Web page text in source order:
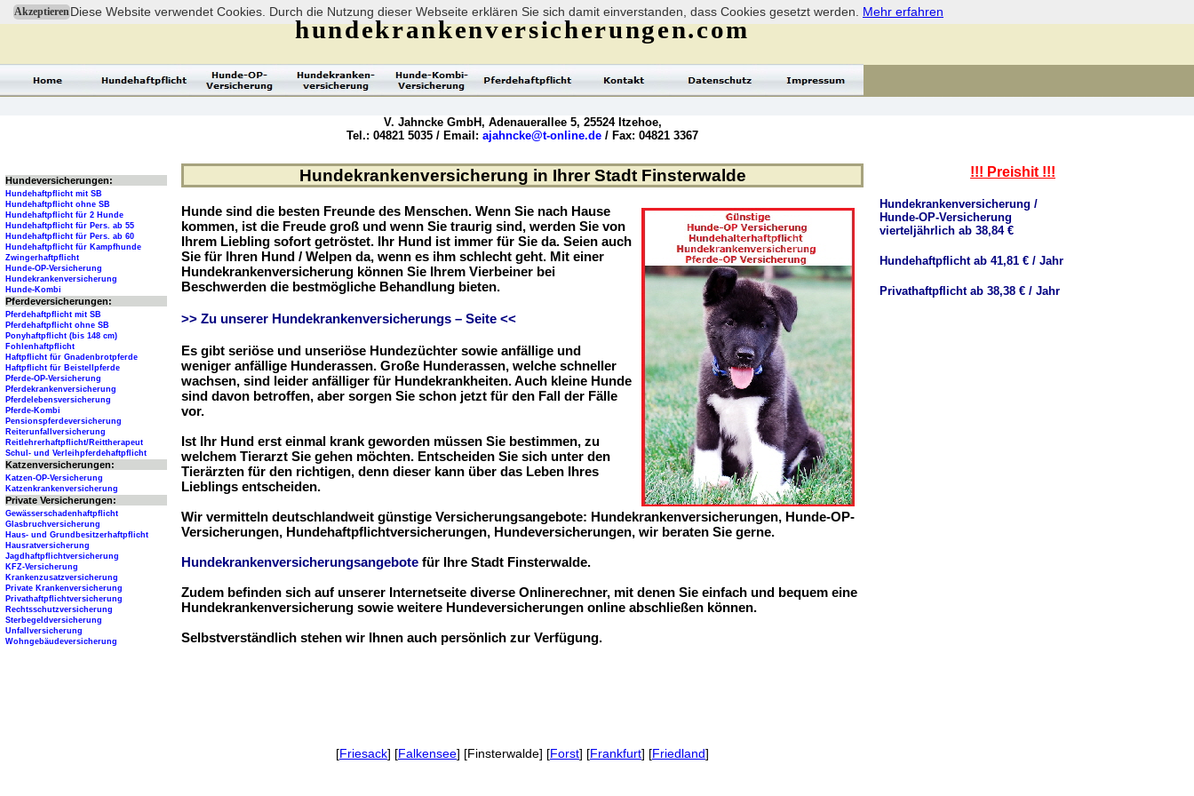
AkzeptierenDiese Website verwendet Cookies. Durch die Nutzung dieser Webseite erklären Sie sich damit einverstanden, dass Cookies gesetzt werden. Mehr erfahren
Hundekrankenversicherung in Ihrer Stadt Finsterwalde
Hunde sind die besten Freunde des Menschen. Wenn Sie nach Hause
kommen, ist die Freude groß und wenn Sie traurig sind, werden Sie von
Ihrem Liebling sofort getröstet. Ihr Hund ist immer für Sie da. Seien auch
Sie für Ihren Hund / Welpen da, wenn es ihm schlecht geht. Mit einer
Hundekrankenversicherung können Sie Ihrem Vierbeiner bei
Beschwerden die bestmögliche Behandlung bieten.
>> Zu unserer Hundekrankenversicherungs – Seite <<
Es gibt seriöse und unseriöse Hundezüchter sowie anfällige und
weniger anfällige Hunderassen. Große Hunderassen, welche schneller
wachsen, sind leider anfälliger für Hundekrankheiten. Auch kleine Hunde
sind davon betroffen, aber sorgen Sie schon jetzt für den Fall der Fälle
vor.
Ist Ihr Hund erst einmal krank geworden müssen Sie bestimmen, zu
welchem Tierarzt Sie gehen möchten. Entscheiden Sie sich unter den
Tierärzten für den richtigen, denn dieser kann über das Leben Ihres
Lieblings entscheiden.
Wir vermitteln deutschlandweit günstige Versicherungsangebote: Hundekrankenversicherungen, Hunde-OP-
Versicherungen, Hundehaftpflichtversicherungen, Hundeversicherungen, wir beraten Sie gerne.
Hundekrankenversicherungsangebote für Ihre Stadt Finsterwalde.
Zudem befinden sich auf unserer Internetseite diverse Onlinerechner, mit denen Sie einfach und bequem eine
Hundekrankenversicherung sowie weitere Hundeversicherungen online abschließen können.
Selbstverständlich stehen wir Ihnen auch persönlich zur Verfügung.
Hundeversicherungen:
Hundehaftpflicht mit SB
Hundehaftpflicht ohne SB
Hundehaftpflicht für 2 Hunde
Hundehaftpflicht für Pers. ab 55
Hundehaftpflicht für Pers. ab 60
Hundehaftpflicht für Kampfhunde
Zwingerhaftpflicht
Hunde-OP-Versicherung
Hundekrankenversicherung
Hunde-Kombi
Pferdeversicherungen:
Pferdehaftpflicht mit SB
Pferdehaftpflicht ohne SB
Ponyhaftpflicht (bis 148 cm)
Fohlenhaftpflicht
Haftpflicht für Gnadenbrotpferde
Haftpflicht für Beistellpferde
Pferde-OP-Versicherung
Pferdekrankenversicherung
Pferdelebensversicherung
Pferde-Kombi
Pensionspferdeversicherung
Reiterunfallversicherung
Reitlehrerhaftpflicht/Reittherapeut
Schul- und Verleihpferdehaftpflicht
Katzenversicherungen:
Katzen-OP-Versicherung
Katzenkrankenversicherung
Private Versicherungen:
Gewässerschadenhaftpflicht
Glasbruchversicherung
Haus- und Grundbesitzerhaftpflicht
Hausratversicherung
Jagdhaftpflichtversicherung
KFZ-Versicherung
Krankenzusatzversicherung
Private Krankenversicherung
Privathaftpflichtversicherung
Rechtsschutzversicherung
Sterbegeldversicherung
Unfallversicherung
Wohngebäudeversicherung
hundekrankenversicherungen.com
V. Jahncke GmbH, Adenauerallee 5, 25524 Itzehoe,
Tel.: 04821 5035 / Email: ajahncke@t-online.de / Fax: 04821 3367
!!! Preishit !!!
Hundekrankenversicherung /
Hunde-OP-Versicherung
vierteljährlich ab 38,84 €
Hundehaftpflicht ab 41,81 € / Jahr
Privathaftpflicht ab 38,38 € / Jahr
[Friesack] [Falkensee] [Finsterwalde] [Forst] [Frankfurt] [Friedland]